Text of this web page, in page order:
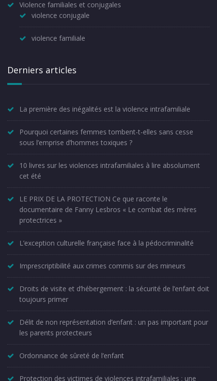
Violence familiales et conjugales
violence conjugale
violence familiale
Derniers articles
La première des inégalités est la violence intrafamiliale
Pourquoi certaines femmes tombent-t-elles sans cesse
sous l’emprise d’hommes toxiques ?
10 livres sur les violences intrafamiliales à lire absolument
cet été
LE PRIX DE LA PROTECTION Ce que raconte le
documentaire de Fanny Lesbros « Le combat des mères
protectrices »
L’exception culturelle française face à la pédocriminalité
Imprescriptibilité aux crimes commis sur des mineurs
Droits de visite et d’hébergement : la sécurité de l’enfant doit
toujours primer
Délit de non représentation d’enfant : un pas important pour
les parents protecteurs
Ordonnance de sûreté de l’enfant
Protection des victimes de violences intrafamiliales : une